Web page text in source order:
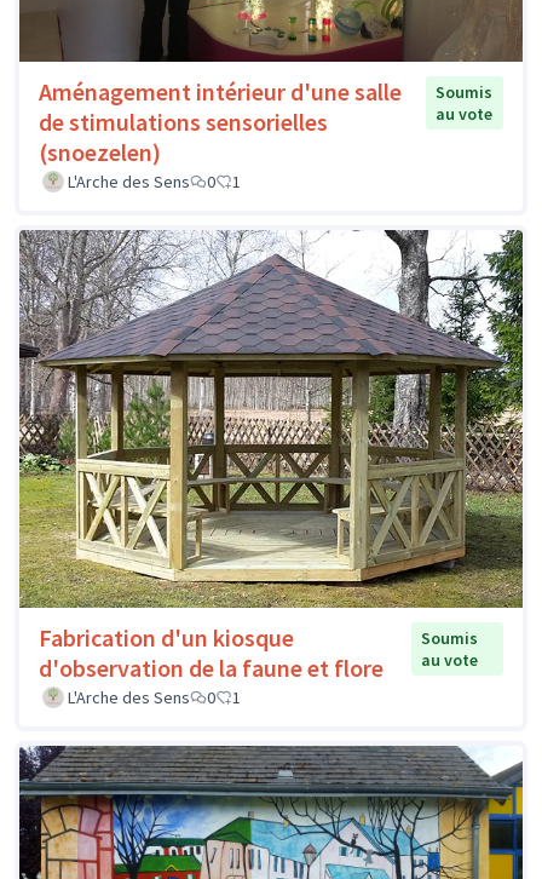
Aménagement intérieur d'une salle
de stimulations sensorielles
(snoezelen)
Soumis
au vote
L'Arche des Sens 0 1
Fabrication d'un kiosque
d'observation de la faune et flore
Soumis
au vote
L'Arche des Sens
0 1